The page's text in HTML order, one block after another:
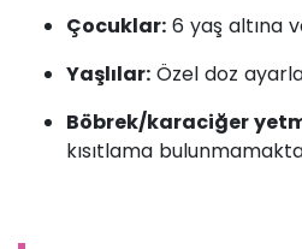
Çocuklar: 6 yaş altına
Yaşlılar: Özel doz
Böbrek/karaciğer
kısıtlama